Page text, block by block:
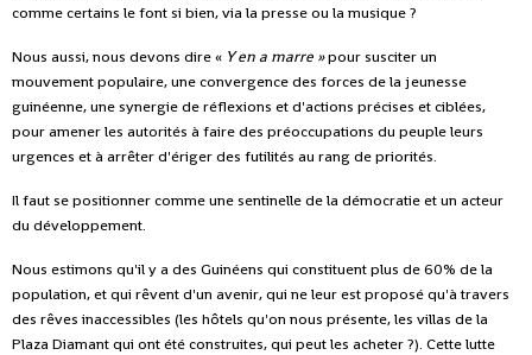
comme certains le font si bien, via la presse ou la musique ?
Nous aussi, nous devons dire « Y en a marre »pour susciter un
mouvement populaire, une convergence des forces de la jeunesse
guinéenne, une synergie de réflexions et d'actions précises et ciblées,
pour amener les autorités à faire des préoccupations du peuple leurs
urgences et à arrêter d'ériger des futilités au rang de priorités.
Il faut se positionner comme une sentinelle de la démocratie et un acteur
du développement.
Nous estimons qu'il y a des Guinéens qui constituent plus de 60% de la
population, et qui rêvent d'un avenir, qui ne leur est proposé qu'à travers
des rêves inaccessibles (les hôtels qu'on nous présente, les villas de la
Plaza Diamant qui ont été construites, qui peut les acheter ?). Cette lutte